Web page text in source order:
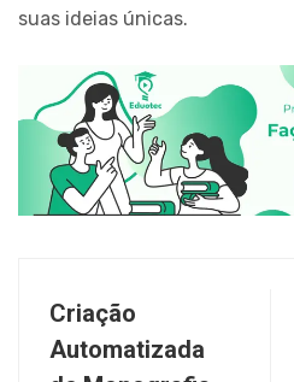
suas ideias únicas.
Criação
Automatizada